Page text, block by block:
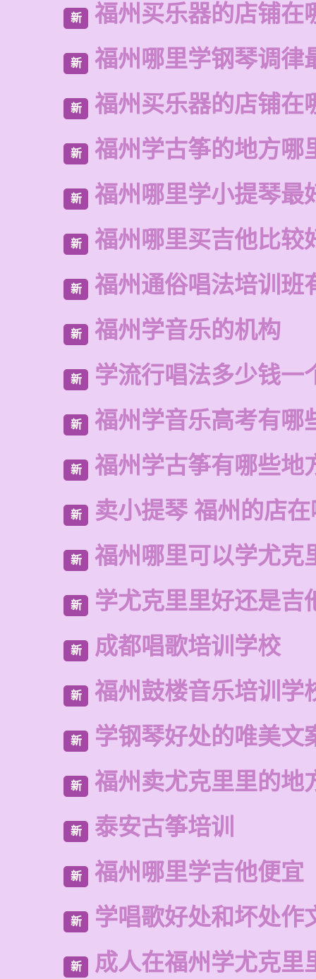
新 福州买乐器的店铺在
新 福州哪里学钢琴调律
新 福州买乐器的店铺在
新 福州学古筝的地方哪
新 福州哪里学小提琴最
新 福州哪里买吉他比较
新 福州通俗唱法培训班
新 福州学音乐的机构
新 学流行唱法多少钱一
新 福州学音乐高考有哪
新 福州学古筝有哪些地
新 卖小提琴 福州的店
新 福州哪里可以学尤克
新 学尤克里里好还是吉
新 成都唱歌培训学校
新 福州鼓楼音乐培训学
新 学钢琴好处的唯美文
新 福州卖尤克里里的地
新 泰安古筝培训
新 福州哪里学吉他便宜
新 学唱歌好处和坏处作
新 成人在福州学尤克里